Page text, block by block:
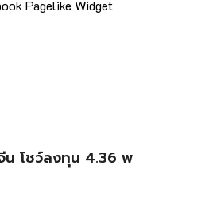
น โชว์ลงทุน 4.36 พ